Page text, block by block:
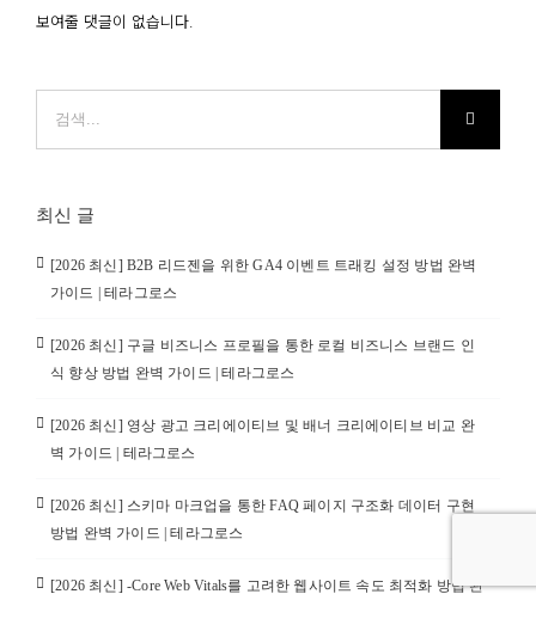
보여줄 댓글이 없습니다.
최신 글
[2026 최신] B2B 리드젠을 위한 GA4 이벤트 트래킹 설정 방법 완벽
가이드 | 테라그로스
[2026 최신] 구글 비즈니스 프로필을 통한 로컬 비즈니스 브랜드 인
식 향상 방법 완벽 가이드 | 테라그로스
[2026 최신] 영상 광고 크리에이티브 및 배너 크리에이티브 비교 완
벽 가이드 | 테라그로스
[2026 최신] 스키마 마크업을 통한 FAQ 페이지 구조화 데이터 구현
방법 완벽 가이드 | 테라그로스
[2026 최신] -Core Web Vitals를 고려한 웹사이트 속도 최적화 방법 완